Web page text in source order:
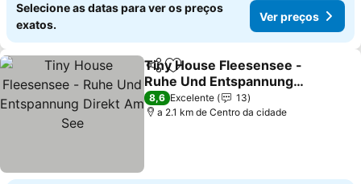
Selecione as datas para ver os preços
exatos.
Ver preços
PartilharAdicionar aos favoritos
Tiny House Fleesensee -
Ruhe Und Entspannung
Direkt Am See
Ver preços
8,6 Excelente
13
a 2.1 km de Centro da cidade